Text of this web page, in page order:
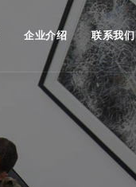
企业介绍 联系我们